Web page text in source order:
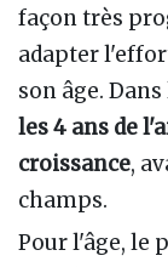
façon très
adapter
son âge.
les 4 ans de
croissance,
champs.
Pour l'âge, le